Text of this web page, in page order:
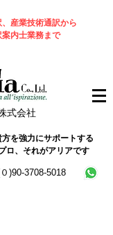
産業技術通訳から
内士業務まで
式会社
を強力にサポートする
ロ、それがアリアです
)90-3708-5018